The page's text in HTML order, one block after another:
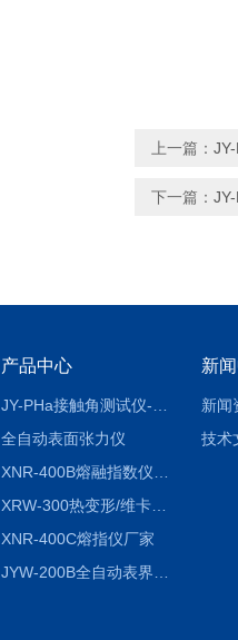
上一篇：
下一篇：
产品中心
全自动表面张力仪
XRW-300热变形/维卡软化点温度测定仪
XNR-400C熔指仪厂家
新
新闻
技术